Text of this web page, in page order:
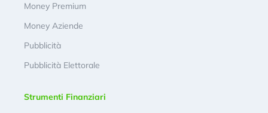
Money Premium
Money Aziende
Pubblicità
Pubblicità Elettorale
Strumenti Finanziari